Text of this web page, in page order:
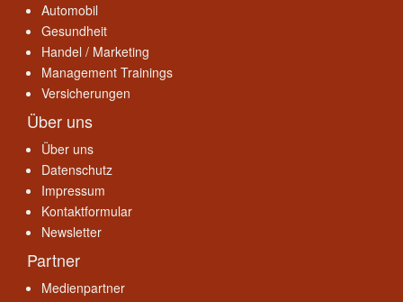
Automobil
Gesundheit
Handel / Marketing
Management Trainings
Versicherungen
Über uns
Über uns
Datenschutz
Impressum
Kontaktformular
Newsletter
Partner
Medienpartner